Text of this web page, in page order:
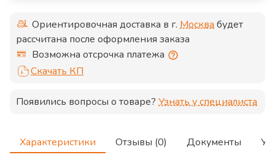
Ориентировочная доставка в г. Москвабудет
рассчитана после оформления заказа
Возможна отсрочка платежа
Скачать КП
Появились вопросы о товаре? Узнать у специалиста
Характеристики Отзывы (0) Документы